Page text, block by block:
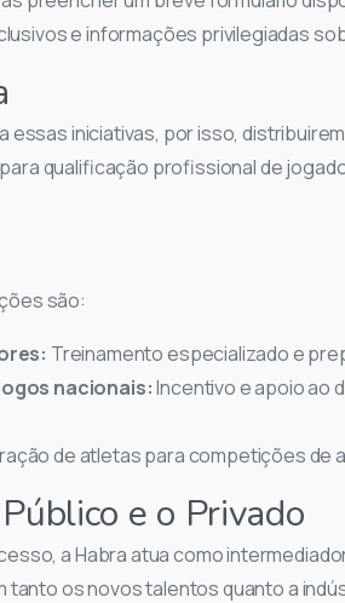
e informações privilegiadas
essas iniciativas, por isso,
qualificação profissional de
são:
Treinamento especializado e
nacionais:Incentivo e apoio ao
de atletas para competições de
e o Privado
a Habra atua como
os novos talentos quanto a